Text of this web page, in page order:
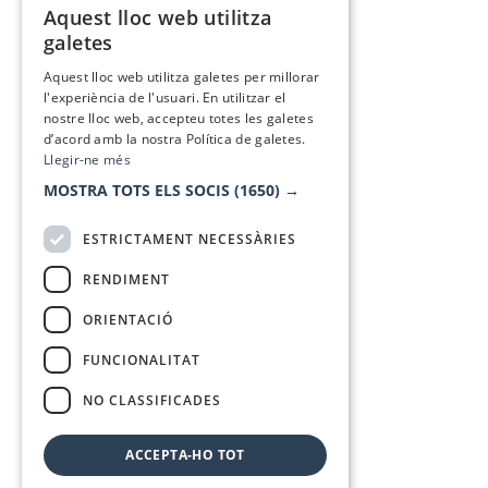
Aquest lloc web utilitza
galetes
Aquest lloc web utilitza galetes per millorar
l'experiència de l'usuari. En utilitzar el
nostre lloc web, accepteu totes les galetes
d’acord amb la nostra Política de galetes.
Llegir-ne més
MOSTRA TOTS ELS SOCIS (1650) →
ESTRICTAMENT NECESSÀRIES
RENDIMENT
ORIENTACIÓ
FUNCIONALITAT
NO CLASSIFICADES
ACCEPTA-HO TOT